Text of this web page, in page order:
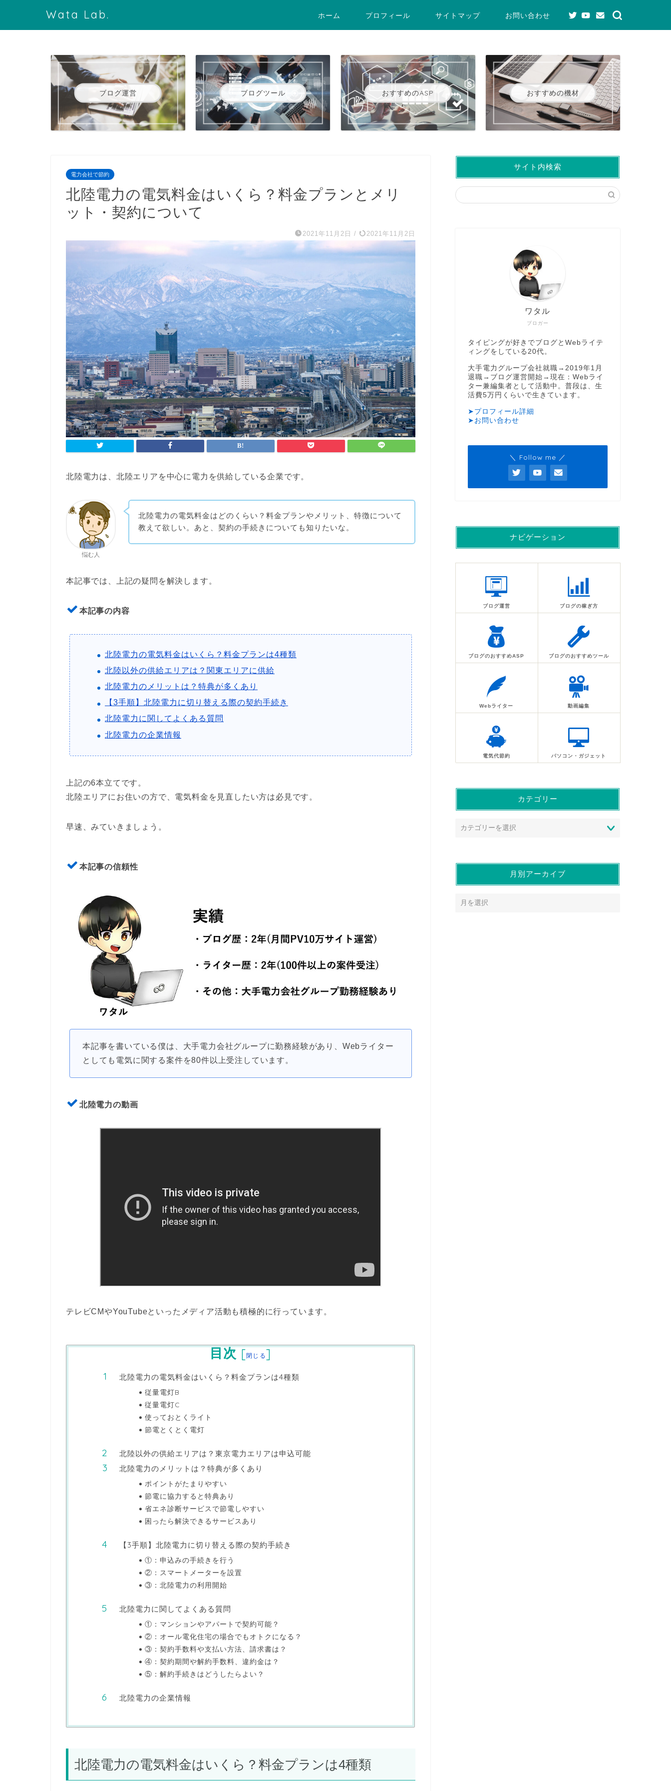
Wata Lab. ホーム プロフィール サイトマップ お問い合わせ
ブログ運営 ブログツール おすすめのASP おすすめの機材
電力会社で節約
北陸電力の電気料金はいくら？料金プランとメリ
ット・契約について
2021年11月2日 / 2021年11月2日
北陸電力は、北陸エリアを中心に電力を供給している企業です。
悩む人
北陸電力の電気料金はどのくらい？料金プランやメリット、特徴について
教えて欲しい。あと、契約の手続きについても知りたいな。
本記事では、上記の疑問を解決します。
本記事の内容
北陸電力の電気料金はいくら？料金プランは4種類
北陸以外の供給エリアは？関東エリアに供給
北陸電力のメリットは？特典が多くあり
【3手順】北陸電力に切り替える際の契約手続き
北陸電力に関してよくある質問
北陸電力の企業情報
上記の6本立てです。
北陸エリアにお住いの方で、電気料金を見直したい方は必見です。
早速、みていきましょう。
本記事の信頼性
本記事を書いている僕は、大手電力会社グループに勤務経験があり、Webライター
としても電気に関する案件を80件以上受注しています。
北陸電力の動画
テレビCMやYouTubeといったメディア活動も積極的に行っています。
目次 [閉じる]
北陸電力の電気料金はいくら？料金プランは4種類
従量電灯B
従量電灯C
使っておとくライト
節電とくとく電灯
北陸以外の供給エリアは？東京電力エリアは申込可能
北陸電力のメリットは？特典が多くあり
ポイントがたまりやすい
節電に協力すると特典あり
省エネ診断サービスで節電しやすい
困ったら解決できるサービスあり
【3手順】北陸電力に切り替える際の契約手続き
①：申込みの手続きを行う
②：スマートメーターを設置
③：北陸電力の利用開始
北陸電力に関してよくある質問
①：マンションやアパートで契約可能？
②：オール電化住宅の場合でもオトクになる？
③：契約手数料や支払い方法、請求書は？
④：契約期間や解約手数料、違約金は？
⑤：解約手続きはどうしたらよい？
北陸電力の企業情報
北陸電力の電気料金はいくら？料金プランは4種類
サイト内検索
ブロガー
ワタル
タイピングが好きでブログとWebライテ
ィングをしている20代。
大手電力グループ会社就職→2019年1月
退職→ブログ運営開始→現在：Webライ
ター兼編集者として活動中。普段は、生
活費5万円くらいで生きています。
➤プロフィール詳細
➤お問い合わせ
＼ Follow me ／
ナビゲーション
ブログ運営 ブログの稼ぎ方
ブログのおすすめASP ブログのおすすめツール
Webライター 動画編集
電気代節約 パソコン・ガジェット
カテゴリー
月別アーカイブ